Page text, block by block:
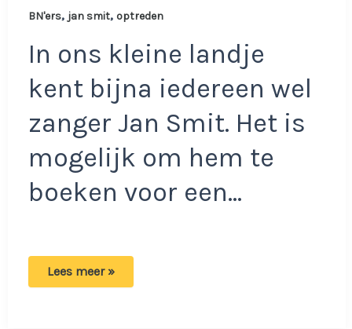
BN'ers, jan smit, optreden
In ons kleine landje
kent bijna iedereen wel
zanger Jan Smit. Het is
mogelijk om hem te
boeken voor een…
Jan
Lees meer »